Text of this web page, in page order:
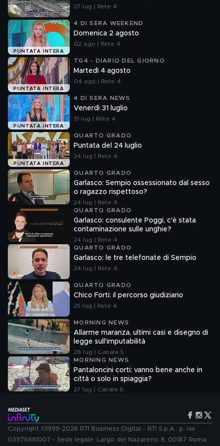
27 lug | Rete 4
PUNTATA INTERA
4 DI SERA WEEKEND
Domenica 2 agosto
02 ago | Rete 4
PUNTATA INTERA
TG4 - DIARIO DEL GIORNO
Martedì 4 agosto
04 ago | Rete 4
PUNTATA INTERA
4 DI SERA NEWS
Venerdì 31 luglio
31 lug | Rete 4
PUNTATA INTERA
QUARTO GRADO
Puntata del 24 luglio
24 lug | Rete 4
QUARTO GRADO
Garlasco: Sempio ossessionato dal sesso
o ragazzo rispettoso?
24 lug | Rete 4
QUARTO GRADO
Garlasco: consulente Poggi, c'è stata
contaminazione sulle unghie?
24 lug | Rete 4
QUARTO GRADO
Garlasco: le tre telefonate di Sempio
24 lug | Rete 4
QUARTO GRADO
Chico Forti: il percorso giudiziario
25 lug | Rete 4
MORNING NEWS
Allarme maranza, ultimi casi e disegno di
legge sull'imputabilità
28 lug | Canale 5
MORNING NEWS
Pantaloncini corti: vanno bene anche in
città o solo in spiaggia?
27 lug | Canale 5
Copyright ©1999-2026 RTI Business Digital - RTI S.p.A.: p. iva
03976881007 - Sede legale: Largo del Nazareno 8, 00187 Roma.